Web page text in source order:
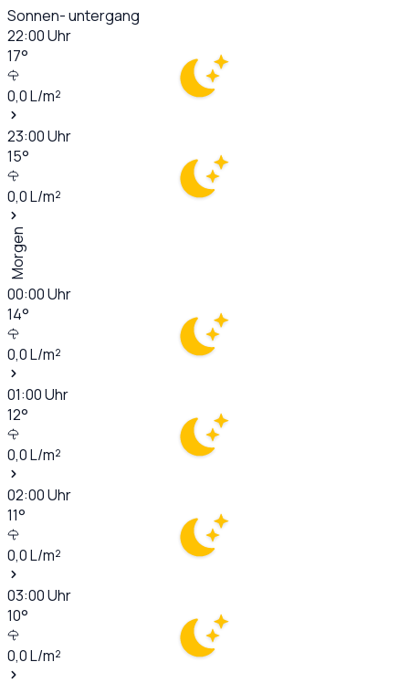
Sonnen- untergang
22:00Uhr
17°
0,0L/m²
23:00Uhr
15°
0,0L/m²
Morgen
00:00Uhr
14°
0,0L/m²
01:00Uhr
12°
0,0L/m²
02:00Uhr
11°
0,0L/m²
03:00Uhr
10°
0,0L/m²